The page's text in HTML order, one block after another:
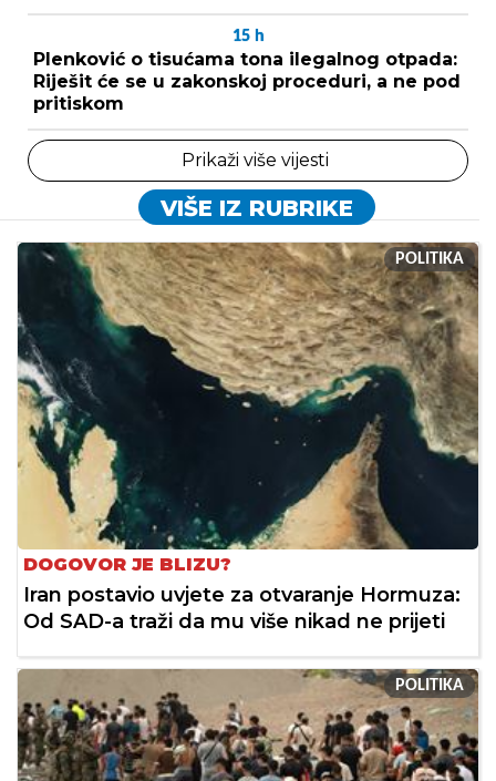
15 h
Plenković o tisućama tona ilegalnog otpada:
Riješit će se u zakonskoj proceduri, a ne pod
pritiskom
Prikaži više vijesti
VIŠE IZ RUBRIKE
POLITIKA
DOGOVOR JE BLIZU?
Iran postavio uvjete za otvaranje Hormuza:
Od SAD-a traži da mu više nikad ne prijeti
POLITIKA